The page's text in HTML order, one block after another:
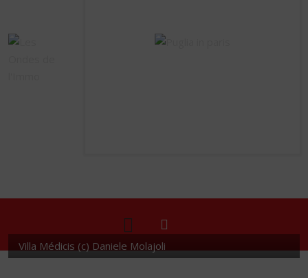
Villa Médicis (c) Daniele Molajoli